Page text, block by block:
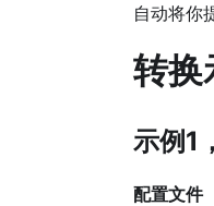
自动将你
转换
示例1
配置文件